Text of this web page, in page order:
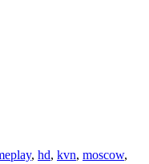
, hd, kvn, moscow,